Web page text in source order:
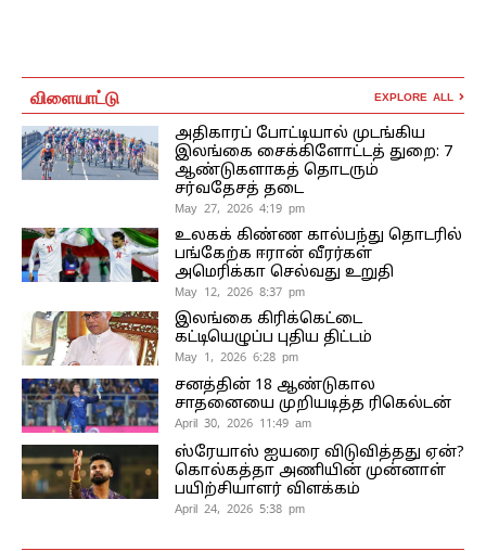
விளையாட்டு EXPLORE ALL
அதிகாரப் போட்டியால் முடங்கிய
இலங்கை சைக்கிளோட்டத் துறை: 7
ஆண்டுகளாகத் தொடரும்
சர்வதேசத் தடை
May 27, 2026 4:19 pm
உலகக் கிண்ண கால்பந்து தொடரில்
பங்கேற்க ஈரான் வீரர்கள்
அமெரிக்கா செல்வது உறுதி
May 12, 2026 8:37 pm
இலங்கை கிரிக்கெட்டை
கட்டியெழுப்ப புதிய திட்டம்
May 1, 2026 6:28 pm
சனத்தின் 18 ஆண்டுகால
சாதனையை முறியடித்த ரிகெல்டன்
April 30, 2026 11:49 am
ஸ்ரேயாஸ் ஐயரை விடுவித்தது ஏன்?
கொல்கத்தா அணியின் முன்னாள்
பயிற்சியாளர் விளக்கம்
April 24, 2026 5:38 pm